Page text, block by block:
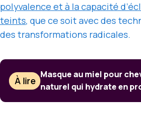
polyvalence et à la capacité
teints, que ce soit avec des
des transformations radicales.
À lire
Masque au miel pour
naturel qui hydrate en